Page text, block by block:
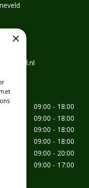
09:00 - 18:00
09:00 - 18:00
09:00 - 18:00
09:00 - 18:00
09:00 - 20:00
09:00 - 17:00
×